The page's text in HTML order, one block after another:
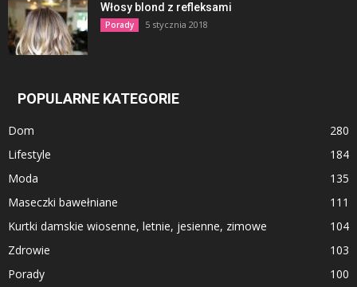
Włosy blond z refleksami
Porady 5 stycznia 2018
POPULARNE KATEGORIE
Dom
280
Lifestyle
184
Moda
135
Maseczki bawełniane
111
Kurtki damskie wiosenne, letnie, jesienne, zimowe
104
Zdrowie
103
Porady
100